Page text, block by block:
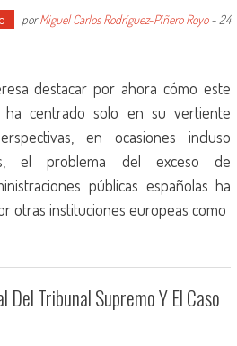
porMiguel Carlos Rodríguez-Piñero Royo- 24
destacar por ahora cómo este
centrado solo en su vertiente
en ocasiones incluso
el problema del exceso de
públicas españolas ha
otras instituciones europeas como
Tribunal Supremo Y El Caso